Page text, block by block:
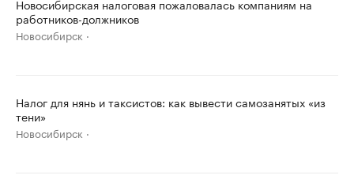
Новосибирская налоговая пожаловалась компаниям на
работников-должников
Новосибирск
Налог для нянь и таксистов: как вывести самозанятых «из
тени»
Новосибирск